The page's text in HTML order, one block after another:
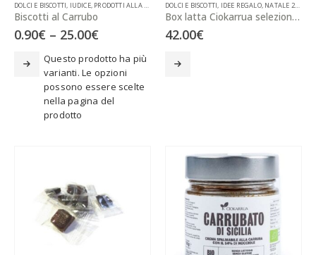
DOLCI E BISCOTTI, IUDICE, PRODOTTI ALLA CARRUBA ,PRODOTTI TIPICI
Biscotti al Carrubo
0.90€ – 25.00€
Questo prodotto ha più
varianti. Le opzioni
possono essere scelte
nella pagina del
prodotto
DOLCI E BISCOTTI, IDEE REGALO, NATALE 2025
Box latta Ciokarrua selezione “Carrubato di Sicilia”
42.00€